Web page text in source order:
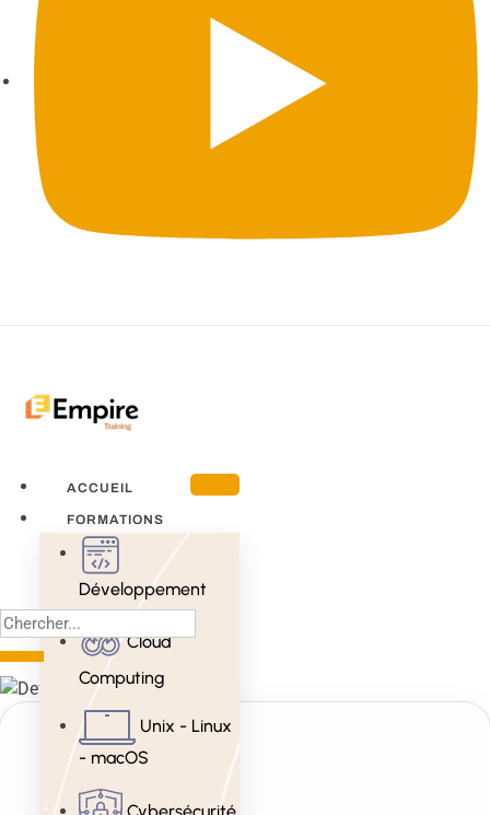
ACCUEIL
FORMATIONS
Développement
Cloud
Computing
Unix - Linux
- macOS